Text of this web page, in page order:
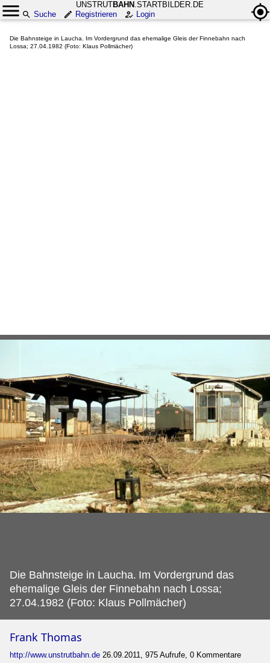
UNSTRUTBAHN .STARTBILDER.DE
Suche
Registrieren Login
Die Bahnsteige in Laucha. Im Vordergrund das ehemalige Gleis der Finnebahn nach
Lossa; 27.04.1982 (Foto: Klaus Pollmächer)
Die Bahnsteige in Laucha. Im Vordergrund das
ehemalige Gleis der Finnebahn nach Lossa;
27.04.1982 (Foto: Klaus Pollmächer)
Frank Thomas
http://www.unstrutbahn.de 26.09.2011, 975 Aufrufe, 0 Kommentare